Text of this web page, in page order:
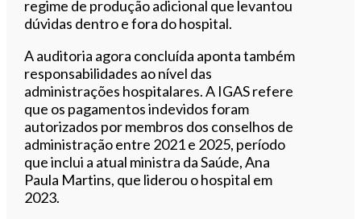
regime de produção adicional que levantou
dúvidas dentro e fora do hospital.
A auditoria agora concluída aponta também
responsabilidades ao nível das
administrações hospitalares. A IGAS refere
que os pagamentos indevidos foram
autorizados por membros dos conselhos de
administração entre 2021 e 2025, período
que inclui a atual ministra da Saúde, Ana
Paula Martins, que liderou o hospital em
2023.